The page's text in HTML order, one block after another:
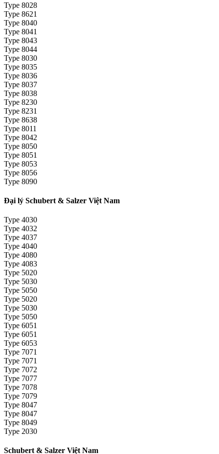
Type 8028
Type 8621
Type 8040
Type 8041
Type 8043
Type 8044
Type 8030
Type 8035
Type 8036
Type 8037
Type 8038
Type 8230
Type 8231
Type 8638
Type 8011
Type 8042
Type 8050
Type 8051
Type 8053
Type 8056
Type 8090
Đại lý Schubert & Salzer Việt Nam
Type 4030
Type 4032
Type 4037
Type 4040
Type 4080
Type 4083
Type 5020
Type 5030
Type 5050
Type 5020
Type 5030
Type 5050
Type 6051
Type 6051
Type 6053
Type 7071
Type 7071
Type 7072
Type 7077
Type 7078
Type 7079
Type 8047
Type 8047
Type 8049
Type 2030
Schubert & Salzer Việt Nam